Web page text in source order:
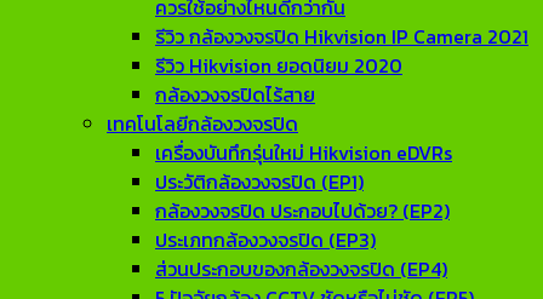
ควรใช้อย่างไหนดีกว่ากัน
รีวิว กล้องวงจรปิด Hikvision IP Camera 2021
รีวิว Hikvision ยอดนิยม 2020
กล้องวงจรปิดไร้สาย
เทคโนโลยีกล้องวงจรปิด
เครื่องบันทึกรุ่นใหม่ Hikvision eDVRs
ประวัติกล้องวงจรปิด (EP1)
กล้องวงจรปิด ประกอบไปด้วย? (EP2)
ประเภทกล้องวงจรปิด (EP3)
ส่วนประกอบของกล้องวงจรปิด (EP4)